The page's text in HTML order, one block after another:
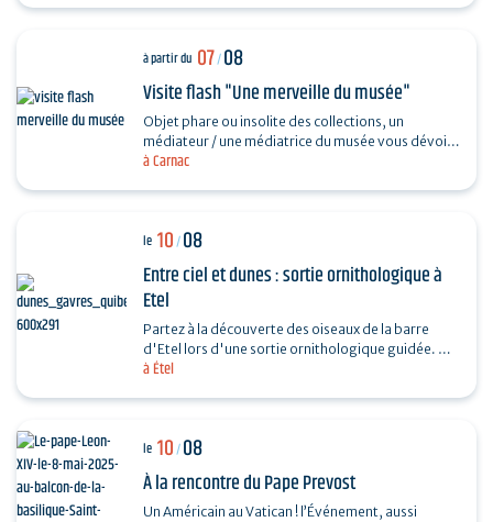
à Carnac
à partir du 07/08
Visite flash "Une merveille du musée"
Objet phare ou insolite des collections, un
médiateur / une médiatrice du musée vous dévoile
son histoire. Sans réservation. Durée 30…
à Étel
le 10/08
Entre ciel et dunes : sortie ornithologique à
Etel
Partez à la découverte des oiseaux de la barre
d'Etel lors d'une sortie ornithologique guidée. Un
rendez-vous privilégié entre océan, dunes et…
le 10/08
À la rencontre du Pape Prevost
Un Américain au Vatican ! l’Événement, aussi